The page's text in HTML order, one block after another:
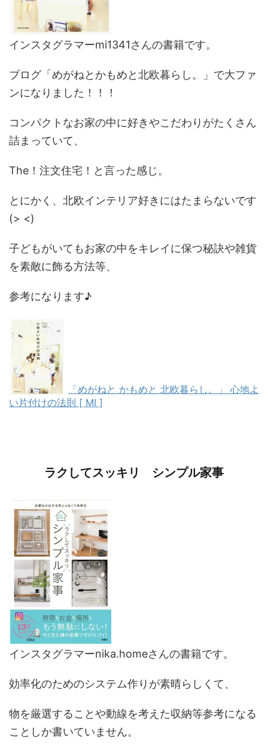
インスタグラマーmi1341さんの書籍です。
ブログ「めがねとかもめと北欧暮らし。」で大ファ
ンになりました！！！
コンパクトなお家の中に好きやこだわりがたくさん
詰まっていて、
The！注文住宅！と言った感じ。
とにかく、北欧インテリア好きにはたまらないです
(> <)
子どもがいてもお家の中をキレイに保つ秘訣や雑貨
を素敵に飾る方法等、
参考になります♪
「めがねと かもめと 北欧暮らし。」 心地よ
い片付けの法則 [ MI ]
ラクしてスッキリ シンプル家事
インスタグラマーnika.homeさんの書籍です。
効率化のためのシステム作りが素晴らしくて、
物を厳選することや動線を考えた収納等参考になる
ことしか書いていません。